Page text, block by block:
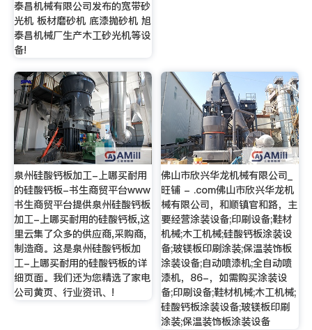
泰昌机械有限公司发布的宽带砂
光机 板材磨砂机 底漆抛砂机 旭
泰昌机械厂生产木工砂光机等设
备!
泉州硅酸钙板加工-上哪买耐用
的硅酸钙板-书生商贸平台www
书生商贸平台提供泉州硅酸钙板
加工-上哪买耐用的硅酸钙板,这
里云集了众多的供应商,采购商,
制造商。这是泉州硅酸钙板加
工-上哪买耐用的硅酸钙板的详
细页面。我们还为您精选了家电
公司黄页、行业资讯、!
佛山市欣兴华龙机械有限公司_
旺铺 - .com佛山市欣兴华龙机
械有限公司，和顺镇官和路，主
要经营涂装设备;印刷设备;鞋材
机械;木工机械;硅酸钙板涂装设
备;玻镁板印刷涂装;保温装饰板
涂装设备;自动喷漆机;全自动喷
漆机，86-，如需购买涂装设
备;印刷设备;鞋材机械;木工机械;
硅酸钙板涂装设备;玻镁板印刷
涂装;保温装饰板涂装设备